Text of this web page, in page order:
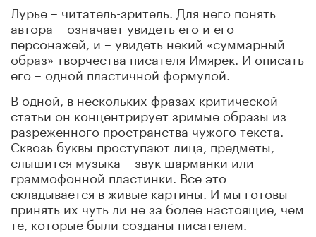
Лурье – читатель-зритель. Для него понять
автора – означает увидеть его и его
персонажей, и – увидеть некий «суммарный
образ» творчества писателя Имярек. И описать
его – одной пластичной формулой.
В одной, в нескольких фразах критической
статьи он концентрирует зримые образы из
разреженного пространства чужого текста.
Сквозь буквы проступают лица, предметы,
слышится музыка – звук шарманки или
граммофонной пластинки. Все это
складывается в живые картины. И мы готовы
принять их чуть ли не за более настоящие, чем
те, которые были созданы писателем.